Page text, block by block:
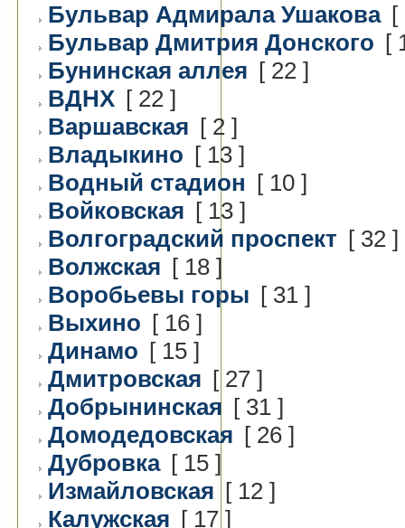
Бульвар Адмирала Ушакова [
Бульвар Дмитрия Донского [
Бунинская аллея [ 22 ]
ВДНХ [ 22 ]
Варшавская [ 2 ]
Владыкино [ 13 ]
Водный стадион [ 10 ]
Войковская [ 13 ]
Волгоградский проспект [ 32 ]
Волжская [ 18 ]
Воробьевы горы [ 31 ]
Выхино [ 16 ]
Динамо [ 15 ]
Дмитровская [ 27 ]
Добрынинская [ 31 ]
Домодедовская [ 26 ]
Дубровка [ 15 ]
Измайловская [ 12 ]
Калужская [ 17 ]